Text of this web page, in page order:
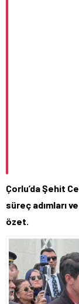
Çorlu’da Şehit
süreç adımları
özet.